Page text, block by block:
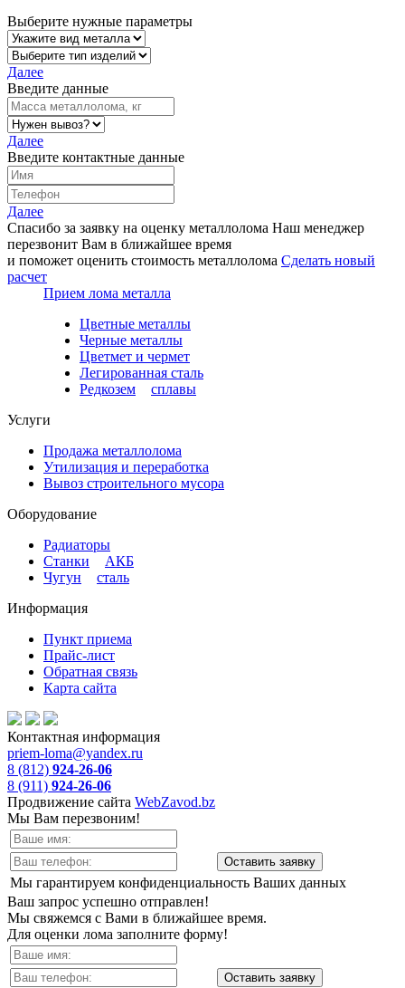
Выберите нужные параметры
Далее
Введите данные
Далее
Введите контактные данные
Далее
Спасибо за заявку на оценку металлолома Наш менеджер
перезвонит Вам в ближайшее время
и поможет оценить стоимость металлолома Сделать новый
расчет
Прием лома металла
Цветные металлы
Черные металлы
Цветмет и чермет
Легированная сталь
Редкозем
сплавы
Услуги
Продажа металлолома
Утилизация и переработка
Вывоз строительного мусора
Оборудование
Радиаторы
Станки
АКБ
Чугун
сталь
Информация
Пункт приема
Прайс-лист
Обратная связь
Карта сайта
Контактная информация
priem-loma@yandex.ru
8 (812) 924-26-06
8 (911) 924-26-06
Продвижение сайта WebZavod.bz
Мы Вам перезвоним!
Мы гарантируем конфиденциальность Ваших данных
Ваш запрос успешно отправлен!
Мы свяжемся с Вами в ближайшее время.
Для оценки лома заполните форму!